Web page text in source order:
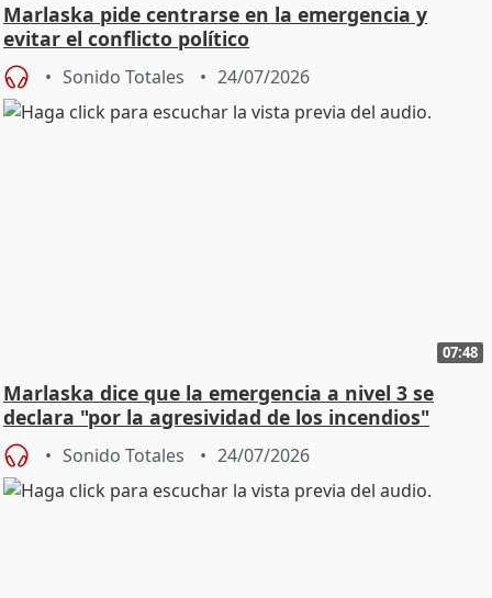
Marlaska pide centrarse en la emergencia y
evitar el conflicto político
Sonido Totales 24/07/2026
07:48
Marlaska dice que la emergencia a nivel 3 se
declara "por la agresividad de los incendios"
Sonido Totales 24/07/2026